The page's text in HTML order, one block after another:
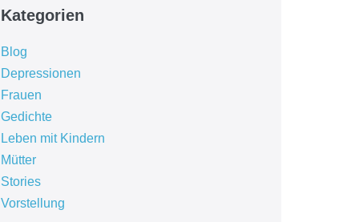
Kategorien
Blog
Depressionen
Frauen
Gedichte
Leben mit Kindern
Mütter
Stories
Vorstellung